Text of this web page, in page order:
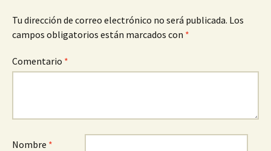
Tu dirección de correo electrónico no será publicada. Los
campos obligatorios están marcados con *
Comentario *
Nombre *